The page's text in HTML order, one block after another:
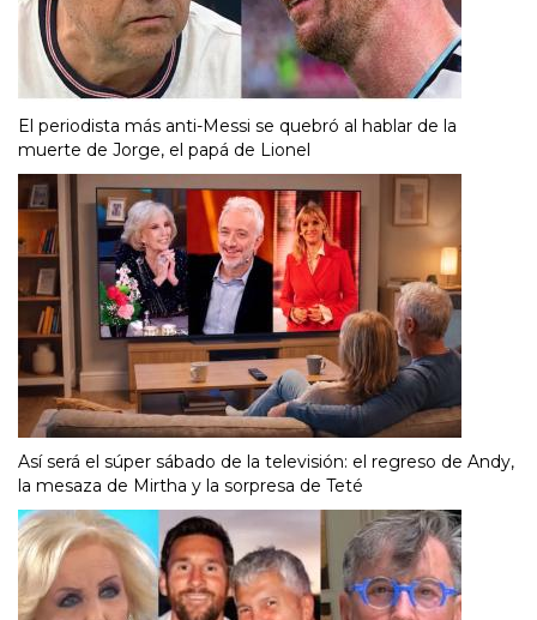
El periodista más anti-Messi se quebró al hablar de la
muerte de Jorge, el papá de Lionel
Así será el súper sábado de la televisión: el regreso de Andy,
la mesaza de Mirtha y la sorpresa de Teté